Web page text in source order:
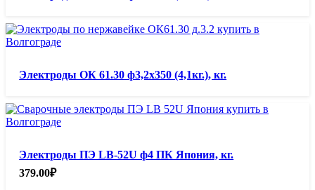
Электроды ОК 61.30 ф3,2х350 (4,1кг.), кг.
Электроды ПЭ LB-52U ф4 ПК Япония, кг.
379.00₽